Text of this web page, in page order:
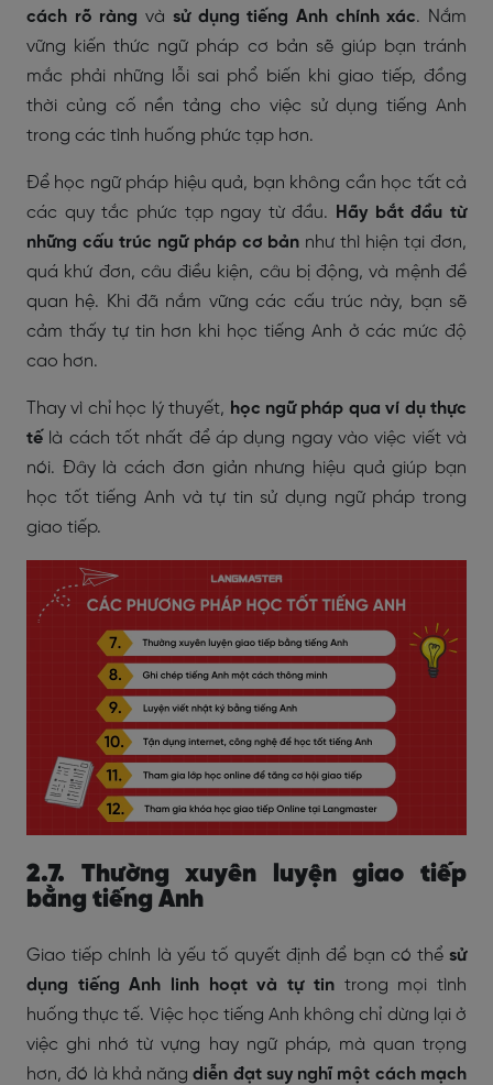
cách rõ ràng và sử dụng tiếng Anh chính xác. Nắm
vững kiến thức ngữ pháp cơ bản sẽ giúp bạn tránh
mắc phải những lỗi sai phổ biến khi giao tiếp, đồng
thời củng cố nền tảng cho việc sử dụng tiếng Anh
trong các tình huống phức tạp hơn.
Để học ngữ pháp hiệu quả, bạn không cần học tất cả
các quy tắc phức tạp ngay từ đầu.
Hãy bắt đầu từ
những cấu trúc ngữ pháp cơ bản như thì hiện tại đơn,
quá khứ đơn, câu điều kiện, câu bị động, và mệnh đề
quan hệ. Khi đã nắm vững các cấu trúc này, bạn sẽ
cảm thấy tự tin hơn khi học tiếng Anh ở các mức độ
cao hơn.
Thay vì chỉ học lý thuyết, học ngữ pháp qua ví dụ thực
tế là cách tốt nhất để áp dụng ngay vào việc viết và
nói. Đây là cách đơn giản nhưng hiệu quả giúp bạn
học tốt tiếng Anh và tự tin sử dụng ngữ pháp trong
giao tiếp.
2.7. Thường xuyên luyện giao tiếp
bằng tiếng Anh
Giao tiếp chính là yếu tố quyết định để bạn có thể sử
dụng tiếng Anh linh hoạt và tự tintrong mọi tình
huống thực tế. Việc học tiếng Anh không chỉ dừng lại ở
việc ghi nhớ từ vựng hay ngữ pháp, mà quan trọng
hơn, đó là khả năngdiễn đạt suy nghĩ một cách mạch